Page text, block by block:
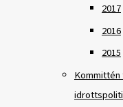
2017
2016
2015